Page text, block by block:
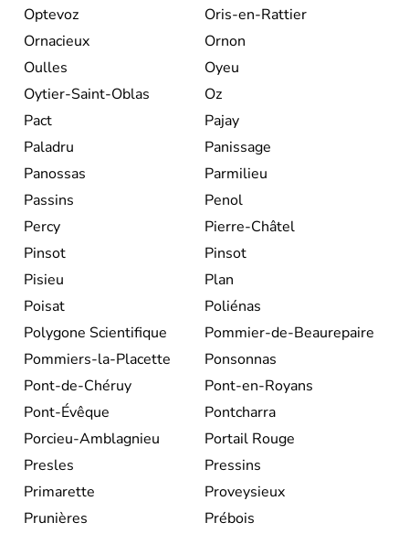
Optevoz
Oris-en-Rattier
Ornacieux
Ornon
Oulles
Oyeu
Oytier-Saint-Oblas
Oz
Pact
Pajay
Paladru
Panissage
Panossas
Parmilieu
Passins
Penol
Percy
Pierre-Châtel
Pinsot
Pinsot
Pisieu
Plan
Poisat
Poliénas
Polygone Scientifique
Pommier-de-Beaurepaire
Pommiers-la-Placette
Ponsonnas
Pont-de-Chéruy
Pont-en-Royans
Pont-Évêque
Pontcharra
Porcieu-Amblagnieu
Portail Rouge
Presles
Pressins
Primarette
Proveysieux
Prunières
Prébois